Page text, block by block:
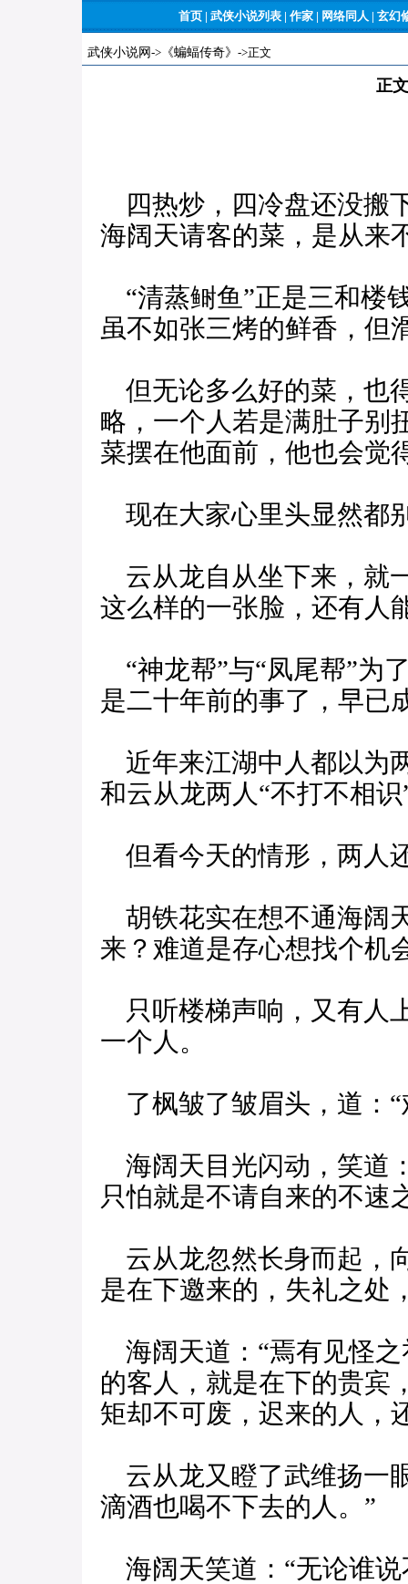
首页 | 武侠小说列表 | 作家 | 网络同人 | 玄幻
武侠小说网 -> 《蝙蝠传奇》 ->正文
正
四热炒，四冷盘还没搬
海阔天请客的菜，是从来
“清蒸鲥鱼”正是三和楼
虽不如张三烤的鲜香，但
但无论多么好的菜，也
略，一个人若是满肚子别
菜摆在他面前，他也会觉
现在大家心里头显然都
云从龙自从坐下来，就
这么样的一张脸，还有人
“神龙帮”与“凤尾帮”为
是二十年前的事了，早已
近年来江湖中人都以为
和云从龙两人“不打不相
但看今天的情形，两人
胡铁花实在想不通海阔
来？难道是存心想找个机
只听楼梯声响，又有人
一个人。
了枫皱了皱眉头，道：“
海阔天目光闪动，笑道
只怕就是不请自来的不速
云从龙忽然长身而起，
是在下邀来的，失礼之处
海阔天道：“焉有见怪
的客人，就是在下的贵
矩却不可废，迟来的人，
云从龙又瞪了武维扬一
滴酒也喝不下去的人。”
海阔天笑道：“无论谁